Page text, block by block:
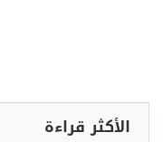
الأكثر قراءة